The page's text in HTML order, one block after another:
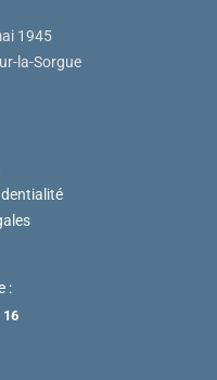
1945
la-Sorgue
:
16